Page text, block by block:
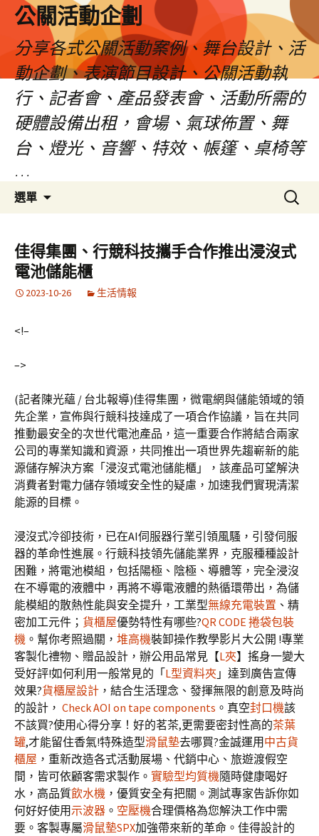
公關活動企劃
分享各式公關活動案例、舞台設計、活
動企劃、表演節目設計、公關活動執
行、記者會、產品發表會、活動所需的
硬體設備出租，會場、氣球佈置、舞
台、燈光、音響、特效、帳篷、桌椅等
…
選單
要
內
容
搜
尋
鍵
字:
佳得集團、行競科技攜手合作推出浸沒式
電池儲能櫃
2023-10-26 生活情報
<!–
–>
(記者陳光蘊 / 台北報導)佳得集團，微電網與儲能領域的領
先企業，宣佈與行競科技達成了一項合作協議，旨在共同
推動最安全的次世代電池產品，這一重要合作將結合兩家
公司的專業知識和資源，共同推出一項世界先趨嶄新的能
源儲存解決方案「浸沒式電池儲能櫃」，該產品可望解決
消費者對電力儲存領域安全性的疑慮，加速我們實現清潔
能源的目標。
浸沒式冷卻技術，已在AI伺服器行業引領風騷，引發伺服
器的革命性進展。行競科技領先儲能業界，克服種種設計
困難，將電池模組，包括陽極、陰極、導體等，完全浸沒
在不導電的液體中，再將不導電液體的熱循環帶出，為儲
能模組的散熱性能與安全提升，工業型無線充電裝置 、精
密加工元件； 貨櫃屋優勢特性有哪些?QR CODE 捲袋包裝
機 。幫你考照過關， 堆高機裝卸操作教學影片大公開 !專業
客製化禮物、贈品設計，辦公用品常見【L夾】搖身一變大
受好評!如何利用一般常見的「L型資料夾 」達到廣告宣傳
效果?貨櫃屋設計 ，結合生活理念、發揮無限的創意及時尚
的設計， Check AOI on tape components 。真空封口機該
不該買?使用心得分享！好的茗茶,更需要密封性高的茶葉
罐,才能留住香氣!特殊造型滑鼠墊去哪買?金誠運用 中古貨
櫃屋 ，重新改造各式活動展場、代銷中心、旅遊渡假空
間，皆可依顧客需求製作。 實驗型均質機隨時健康喝好
水，高品質飲水機 ，優質安全有把關。測試專家告訴你如
何好好使用示波器 。 空壓機合理價格為您解決工作中需
要。客製專屬滑鼠墊SPX加強帶來新的革命。佳得設計的